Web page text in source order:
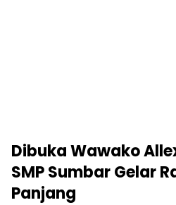
Dibuka Wawako
SMP Sumbar Gelar
Panjang